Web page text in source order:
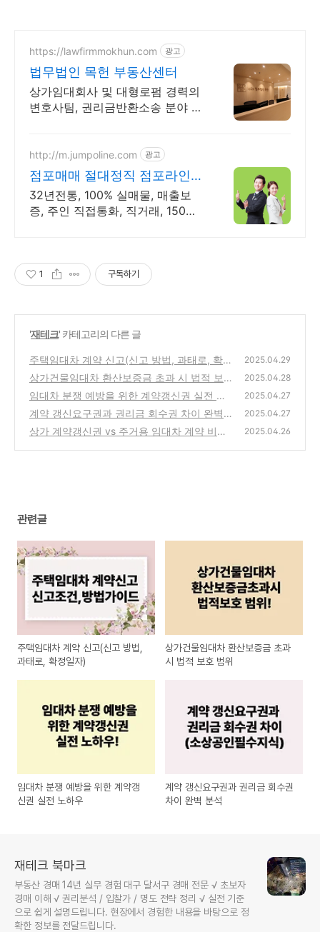
https://lawfirmmokhun.com 광고
법무법인 목헌 부동산센터
상가임대회사 및 대형로펌 경력의
변호사팀, 권리금반환소송 분야 전
http://m.jumpoline.com 광고
점포매매 절대정직 점포라인
빠른 직거래 & 안전중개거래
32년전통, 100% 실매물, 매출보
증, 주인 직접통화, 직거래, 150명
1 구독하기
'재테크' 카테고리의 다른 글
주택임대차 계약 신고(신고 방법, 과태로, 확정
일자)
(0)
2025.04.29
상가건물임대차 환산보증금 초과 시 법적 보호
범위
(0)
2025.04.28
임대차 분쟁 예방을 위한 계약갱신권 실전 노
하우
(0)
2025.04.27
계약 갱신요구권과 권리금 회수권 차이 완벽
분석
(0)
2025.04.27
상가 계약갱신권 vs 주거용 임대차 계약 비교
2025.04.26
관련글
주택임대차 계약 신고(신고 방법,
과태로, 확정일자)
상가건물임대차 환산보증금 초과
시 법적 보호 범위
임대차 분쟁 예방을 위한 계약갱
신권 실전 노하우
계약 갱신요구권과 권리금 회수권
차이 완벽 분석
재테크 북마크
부동산 경매 14년 실무 경험 대구 달서구 경매 전문 √ 초보자
경매 이해 √ 권리분석 / 입찰가 / 명도 전략 정리 √ 실전 기준
으로 쉽게 설명드립니다. 현장에서 경험한 내용을 바탕으로 정
확한 정보를 전달드립니다.